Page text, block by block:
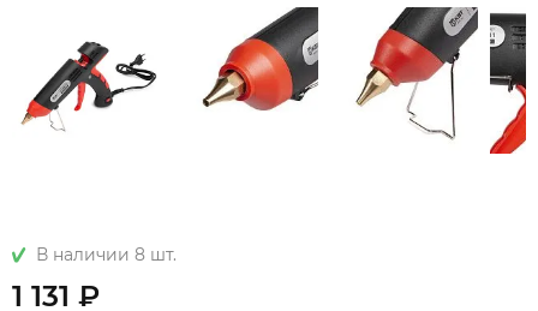
В наличии 8 шт.
1 131 ₽